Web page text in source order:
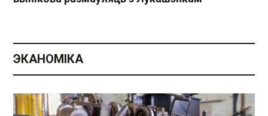
ЭКАНОМІКА